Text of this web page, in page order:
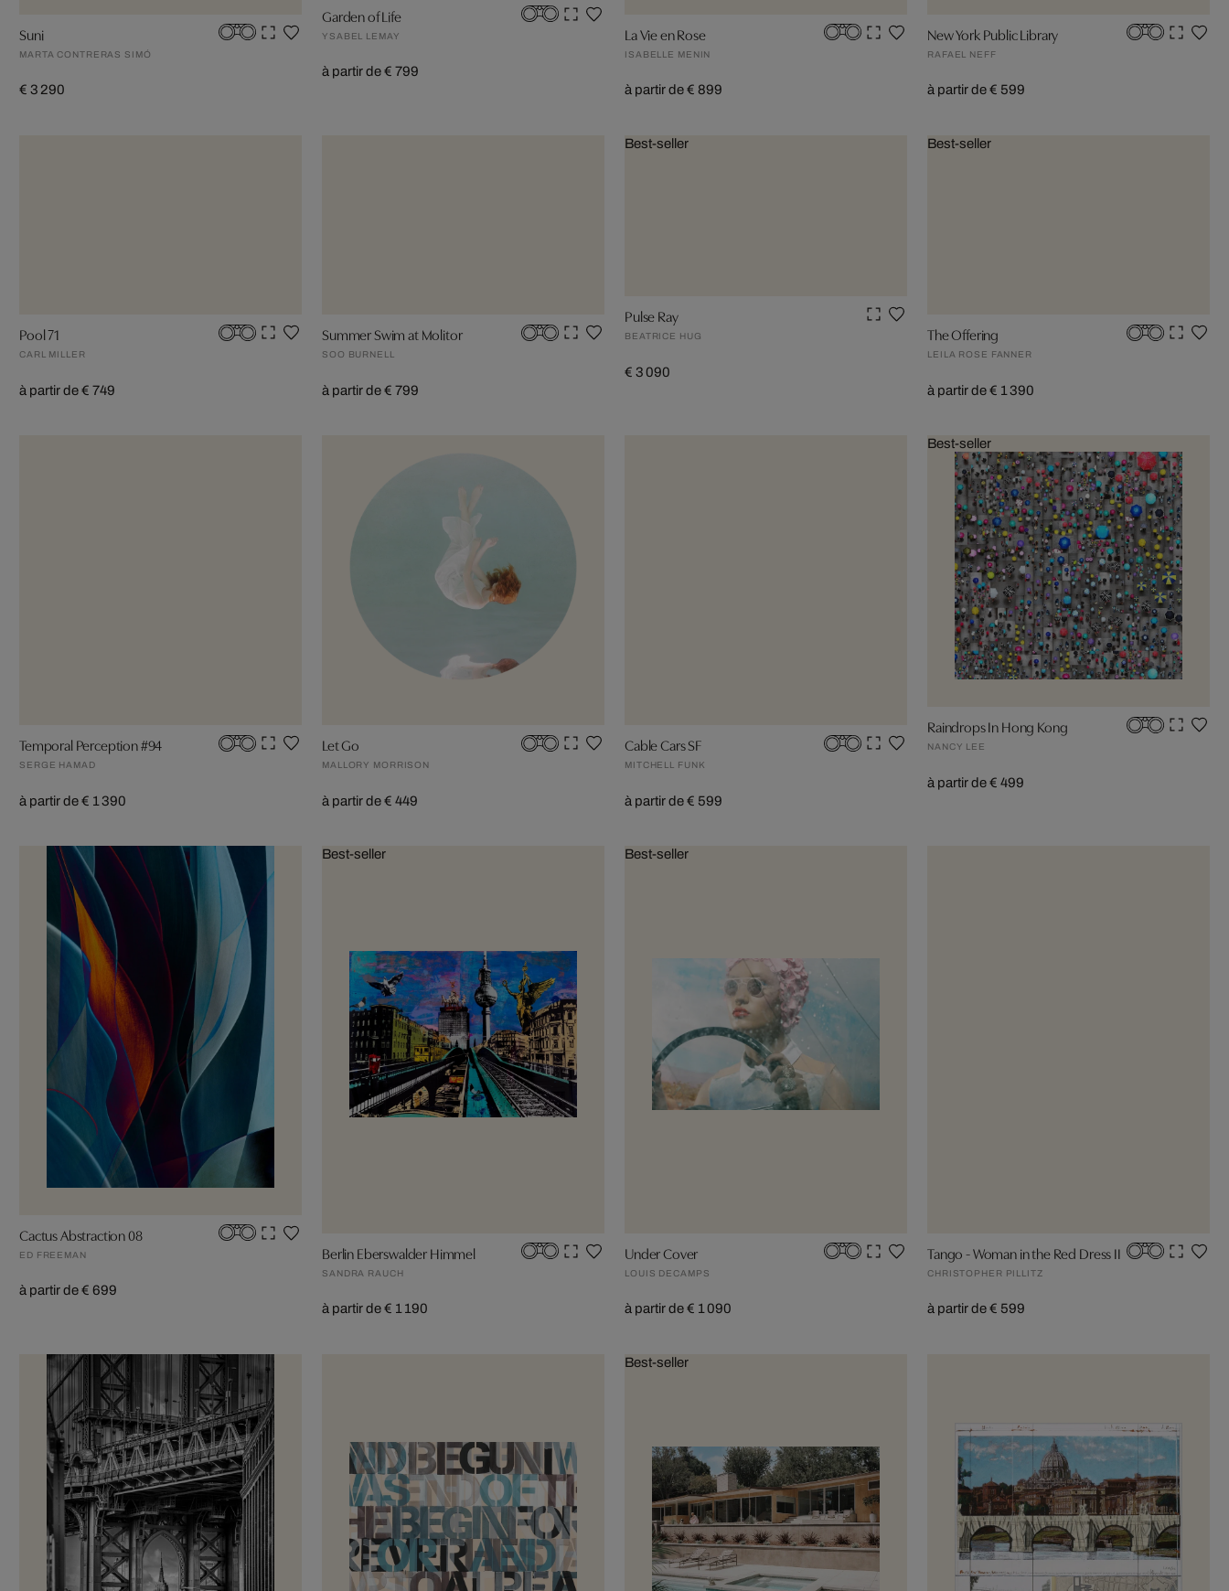
Suni
MARTA CONTRERAS SIMÓ
€ 3 290
Garden of Life
YSABEL LEMAY
à partir de € 799
La Vie en Rose
ISABELLE MENIN
à partir de € 899
New York Public Library
RAFAEL NEFF
à partir de € 599
Pool 71
CARL MILLER
à partir de € 749
Summer Swim at Molitor
SOO BURNELL
à partir de € 799
Best-seller
Pulse Ray
BEATRICE HUG
€ 3 090
Best-seller
The Offering
LEILA ROSE FANNER
à partir de € 1 390
Temporal Perception #94
SERGE HAMAD
à partir de € 1 390
Let Go
MALLORY MORRISON
à partir de € 449
Cable Cars SF
MITCHELL FUNK
à partir de € 599
Best-seller
Raindrops In Hong Kong
NANCY LEE
à partir de € 499
Cactus Abstraction 08
ED FREEMAN
à partir de € 699
Best-seller
Berlin Eberswalder Himmel
SANDRA RAUCH
à partir de € 1 190
Best-seller
Under Cover
LOUIS DECAMPS
à partir de € 1 090
Tango - Woman in the Red Dress II
CHRISTOPHER PILLITZ
à partir de € 599
Best-seller